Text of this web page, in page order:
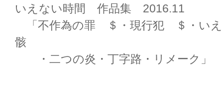
いえない時間 作品集 2016.11
「不作為の罪 ＄・現行犯 ＄・い
骸
・二つの炎・丁字路・リメーク」